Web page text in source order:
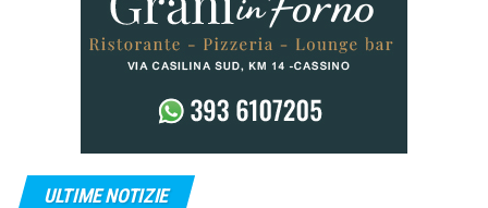
ULTIME NOTIZIE